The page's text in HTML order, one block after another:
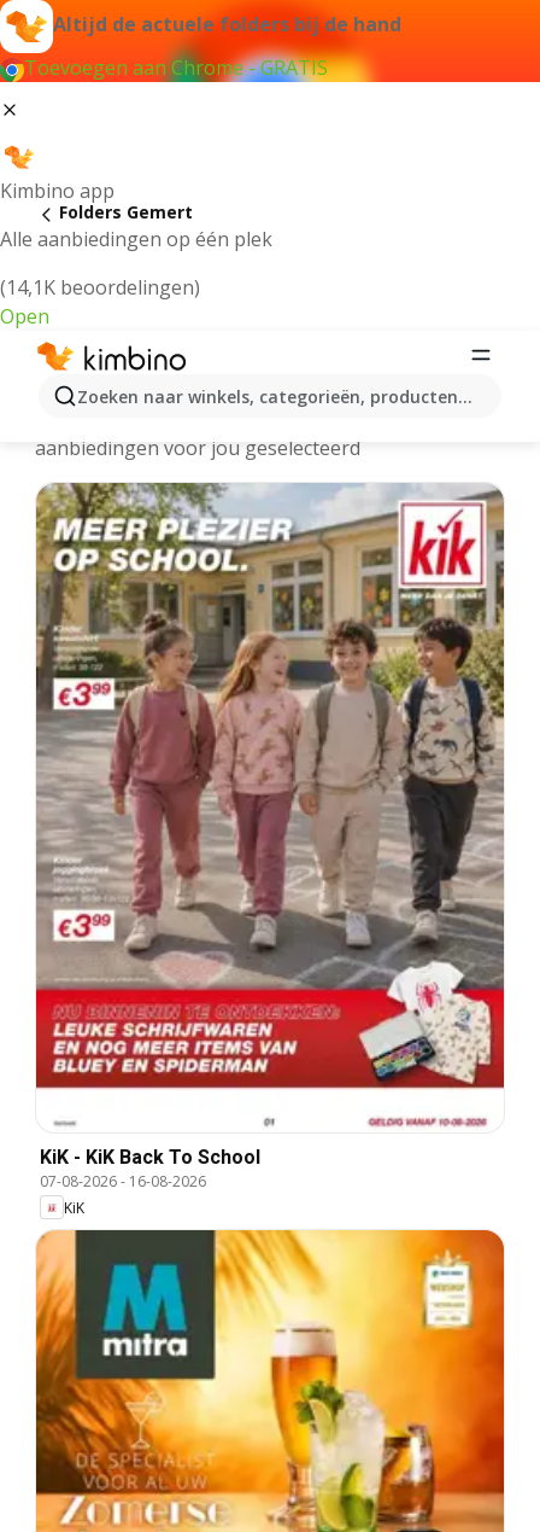
Altijd de actuele folders bij de hand
Toevoegen aan Chrome - GRATIS
Kimbino app
Alle aanbiedingen op één plek
(14,1K beoordelingen)
Open
Zoeken naar winkels, categorieën, producten...
Folders Gemert
Gemert - Meest recente folders
aanbiedingen voor jou geselecteerd
KiK - KiK Back To School
07-08-2026- 16-08-2026
KiK